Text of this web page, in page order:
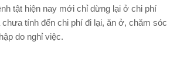
tật hiện nay mới chỉ dừng lại ở chi phí
tính đến chi phí đi lại, ăn ở, chăm sóc
do nghỉ việc.